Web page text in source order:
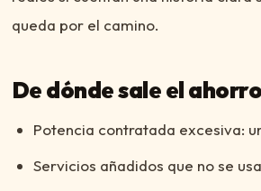
queda por el camino.
De dónde sale el ahorro
Potencia contratada excesiva:
Servicios añadidos que no se